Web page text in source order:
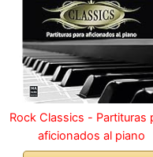
Rock Classics - Partituras
aficionados al piano